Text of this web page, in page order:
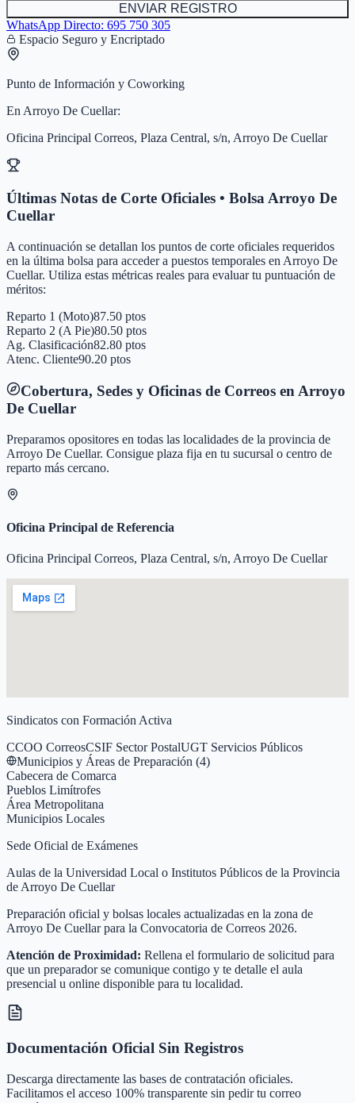
ENVIAR REGISTRO
WhatsApp Directo: 695 750 305
Espacio Seguro y Encriptado
Punto de Información y Coworking
En Arroyo De Cuellar:
Oficina Principal Correos, Plaza Central, s/n, Arroyo De Cuellar
Últimas Notas de Corte Oficiales • BolsaArroyo De
Cuellar
A continuación se detallan los puntos de corte oficiales requeridos
en la última bolsa para acceder a puestos temporales en Arroyo De
Cuellar. Utiliza estas métricas reales para evaluar tu puntuación de
méritos:
Reparto 1 (Moto)87.50 ptos
Reparto 2 (A Pie)80.50 ptos
Ag. Clasificación82.80 ptos
Atenc. Cliente90.20 ptos
Cobertura, Sedes y Oficinas de Correos en Arroyo
De Cuellar
Preparamos opositores en todas las localidades de la provincia de
Arroyo De Cuellar. Consigue plaza fija en tu sucursal o centro de
reparto más cercano.
Oficina Principal de Referencia
Oficina Principal Correos, Plaza Central, s/n, Arroyo De Cuellar
Sindicatos con Formación Activa
CCOO CorreosCSIF Sector PostalUGT Servicios Públicos
Municipios y Áreas de Preparación (4)
Cabecera de Comarca
Pueblos Limítrofes
Área Metropolitana
Municipios Locales
Sede Oficial de Exámenes
Aulas de la Universidad Local o Institutos Públicos de la Provincia
de Arroyo De Cuellar
Preparación oficial y bolsas locales actualizadas en la zona de
Arroyo De Cuellar para la Convocatoria de Correos 2026.
Atención de Proximidad: Rellena el formulario de solicitud para
que un preparador se comunique contigo y te detalle el aula
presencial u online disponible para tu localidad.
Documentación Oficial Sin Registros
Descarga directamente las bases de contratación oficiales.
Facilitamos el acceso 100% transparente sin pedir tu correo